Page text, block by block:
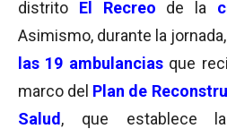
distrito El Recreo de la
Asimismo, durante la jornada,
las 19 ambulanciasque
marco del Plan de
Salud , que establece la